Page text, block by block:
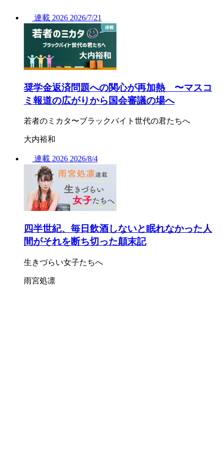
連載 2026 2026/7/21
奨学金返済問題への関心が再加熱 〜マスコ
ミ報道の広がりから国会審議の場へ
若者のミカタ〜ブラックバイト世代の君たちへ
大内裕和
連載 2026 2026/8/4
四半世紀、毎日飲酒しないと眠れなかった人
間がそれを断ち切った顛末記
生きづらい女子たちへ
雨宮処凛